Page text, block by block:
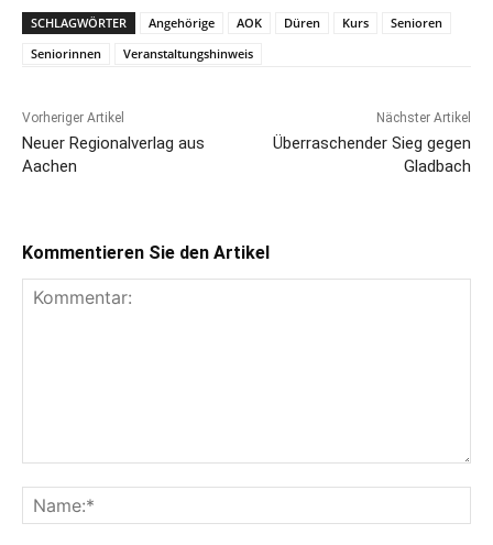
SCHLAGWÖRTER Angehörige AOK Düren Kurs
Senioren
Seniorinnen
Veranstaltungshinweis
Vorheriger Artikel
Neuer Regionalverlag aus
Aachen
Nächster Artikel
Überraschender Sieg gegen
Gladbach
Kommentieren Sie den Artikel